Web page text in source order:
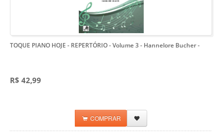
TOQUE PIANO HOJE - REPERTÓRIO - Volume 3 - Hannelore Bucher-
R$ 42,99
COMPRAR